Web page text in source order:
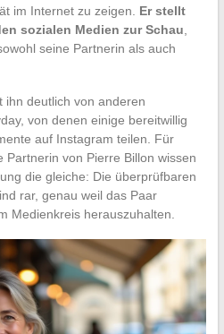
im Internet zu zeigen. Er stellt
sozialen Medien zur Schau
seine Partnerin als auch
ihn deutlich von anderen
von denen einige bereitwillig
auf Instagram teilen. Für
Partnerin von Pierre Billon wissen
die gleiche: Die überprüfbaren
rar, genau weil das Paar
Medienkreis herauszuhalten.